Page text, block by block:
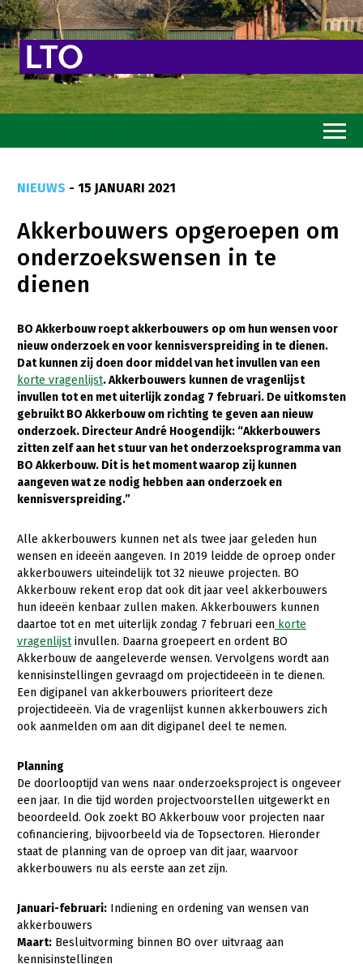
Goed eten
Mooi groen
Sterk ondernemerschap
Transitiepaden
Thema’s
Gezonde planten
Gezonde dieren
Natuur, klimaat en energie
Bodem en water
Platteland en omgeving
Mens, ondernemerschap en onderwijs
Internationaal
Sectoren
Dier
Biologische Landbouw
Geitenhouderij
Kalverhouderij
Melkveehouderij
Paardenhouderij
Pluimveehouderij
Schapenhouderij
Vleesveehouderij
Plant
Akkerbouw
Biologische Landbouw
Bomen, vaste planten en zomerbloemen
Fruitteelt
Glastuinbouw
Paddenstoelen
Multifunctionele landbouw
Multifunctioneel
Onderwerpen
Nieuws
Nieuwsabonnement
Webinars
Over LTO
Mensen
Bestuur en Directie
Jaarverslag 2023
NIEUWS - 15 JANUARI 2021
Akkerbouwers opgeroepen om
onderzoekswensen in te
dienen
BO Akkerbouw roept akkerbouwers op om hun wensen voor
nieuw onderzoek en voor kennisverspreiding in te dienen.
Dat kunnen zij doen door middel van het invullen van een
korte vragenlijst. Akkerbouwers kunnen de vragenlijst
invullen tot en met uiterlijk zondag 7 februari. De uitkomsten
gebruikt BO Akkerbouw om richting te geven aan nieuw
onderzoek. Directeur André Hoogendijk: “Akkerbouwers
zitten zelf aan het stuur van het onderzoeksprogramma van
BO Akkerbouw. Dit is het moment waarop zij kunnen
aangeven wat ze nodig hebben aan onderzoek en
kennisverspreiding.”
Alle akkerbouwers kunnen net als twee jaar geleden hun
wensen en ideeën aangeven. In 2019 leidde de oproep onder
akkerbouwers uiteindelijk tot 32 nieuwe projecten. BO
Akkerbouw rekent erop dat ook dit jaar veel akkerbouwers
hun ideeën kenbaar zullen maken. Akkerbouwers kunnen
daartoe tot en met uiterlijk zondag 7 februari een korte
vragenlijstinvullen. Daarna groepeert en ordent BO
Akkerbouw de aangeleverde wensen. Vervolgens wordt aan
kennisinstellingen gevraagd om projectideeën in te dienen.
Een digipanel van akkerbouwers prioriteert deze
projectideeën. Via de vragenlijst kunnen akkerbouwers zich
ook aanmelden om aan dit digipanel deel te nemen.
Planning
De doorlooptijd van wens naar onderzoeksproject is ongeveer
een jaar. In die tijd worden projectvoorstellen uitgewerkt en
beoordeeld. Ook zoekt BO Akkerbouw voor projecten naar
cofinanciering, bijvoorbeeld via de Topsectoren. Hieronder
staat de planning van de oproep van dit jaar, waarvoor
akkerbouwers nu als eerste aan zet zijn.
Januari-februari: Indiening en ordening van wensen van
akkerbouwers
Maart: Besluitvorming binnen BO over uitvraag aan
kennisinstellingen